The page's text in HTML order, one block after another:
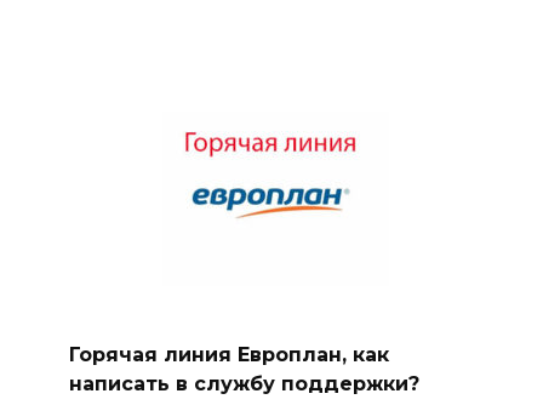
Горячая линия Европлан, как
написать в службу поддержки?